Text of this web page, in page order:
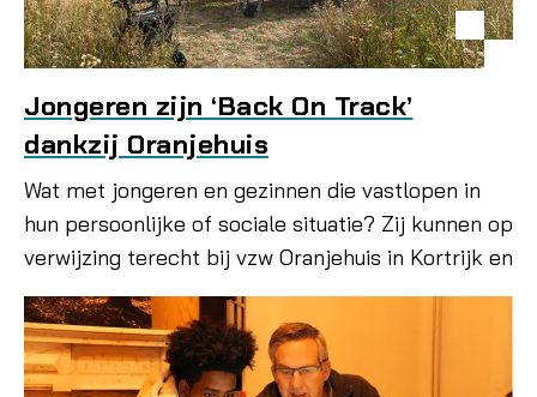
Jongeren zijn ‘Back On Track’
dankzij Oranjehuis
Wat met jongeren en gezinnen die vastlopen in
hun persoonlijke of sociale situatie? Zij kunnen op
verwijzing terecht bij vzw Oranjehuis in Kortrijk en
omstreken. De vzw gaat geen enkele situatie uit
de weg!